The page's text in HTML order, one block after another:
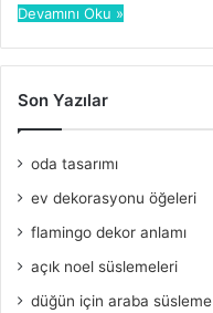
Devamını Oku »
Son Yazılar
oda tasarımı
ev dekorasyonu öğeleri
flamingo dekor anlamı
açık noel süslemeleri
düğün için araba süsleme